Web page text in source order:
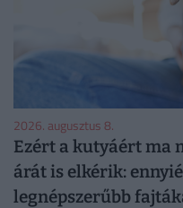
2026. augusztus 8.
Ezért a kutyáért ma
árát is elkérik:
legnépszerűbb